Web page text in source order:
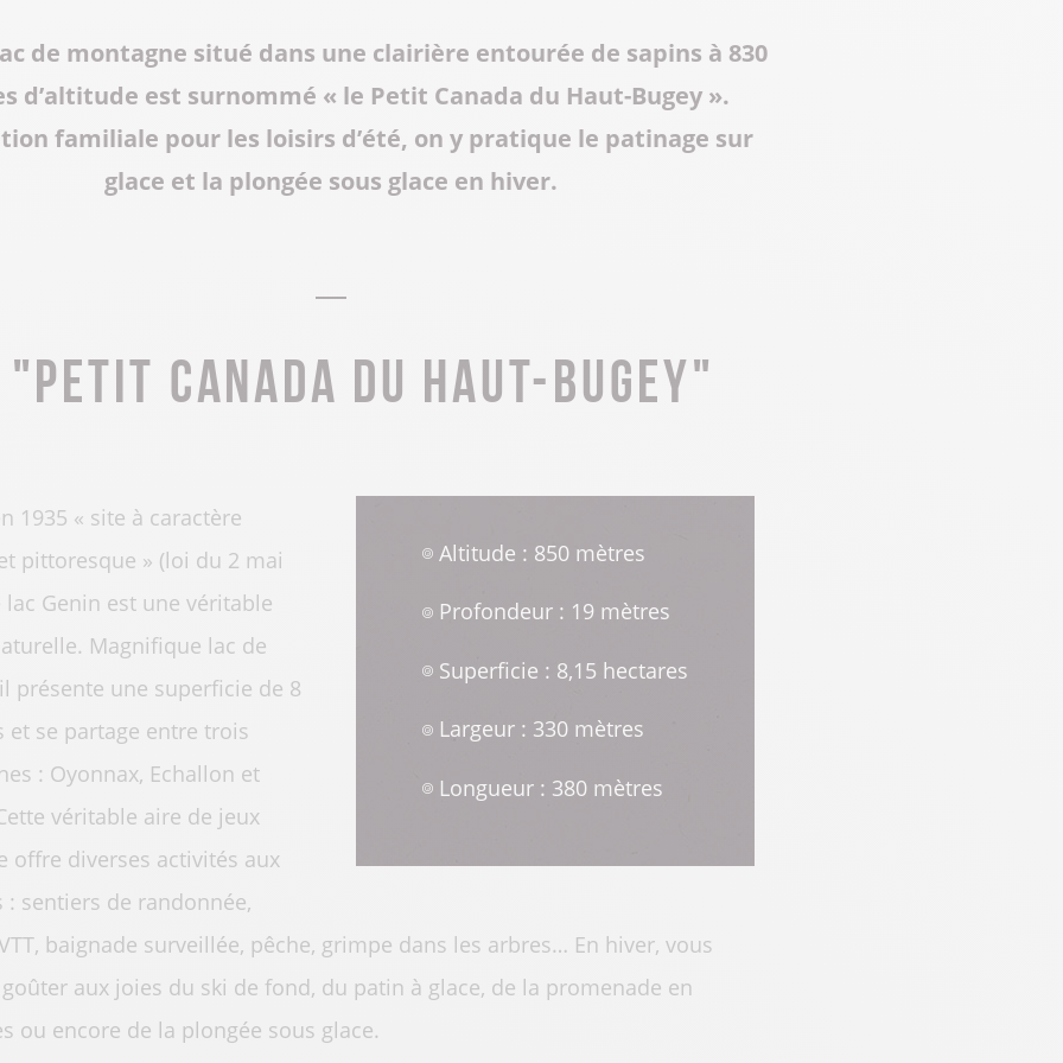
de montagne situé dans une clairière entourée de sapins à 830
d’altitude est surnommé « le Petit Canada du Haut-Bugey ».
familiale pour les loisirs d’été, on y pratique le patinage sur
glace et la plongée sous glace en hiver.
"Petit Canada du Haut-Bugey"
Altitude : 850 mètres
Profondeur : 19 mètres
Superficie : 8,15 hectares
Largeur : 330 mètres
Longueur : 380 mètres
1935 « site à caractère
pittoresque » (loi du 2 mai
lac Genin est une véritable
Magnifique lac de
présente une superficie de 8
et se partage entre trois
: Oyonnax, Echallon et
véritable aire de jeux
offre diverses activités aux
: sentiers de randonnée,
baignade surveillée, pêche, grimpe dans les arbres… En hiver, vous
aux joies du ski de fond, du patin à glace, de la promenade en
ou encore de la plongée sous glace.